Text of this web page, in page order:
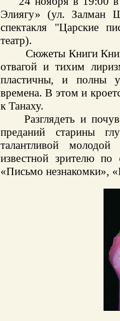
Элиягу» (ул. Залман
спектакля "Царские
театр).
Сюжеты Книги
отвагой и тихим
пластичны, и полны
времена. В этом и
к Танаху.
Разглядеть и
преданий старины
талантливой молодой
известной зрителю по
«Письмо незнакомки»,